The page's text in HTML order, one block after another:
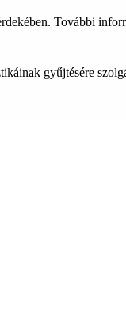
További
gyűjtésére